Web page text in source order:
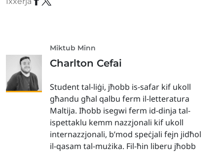
Miktub Minn
Charlton Cefai
Student tal-liġi, jħobb is-safar kif ukoll
għandu għal qalbu ferm il-letteratura
Maltija. Iħobb isegwi ferm id-dinja tal-
ispettaklu kemm nazzjonali kif ukoll
internazzjonali, b’mod speċjali fejn jidħol
il-qasam tal-mużika. Fil-ħin liberu jħobb